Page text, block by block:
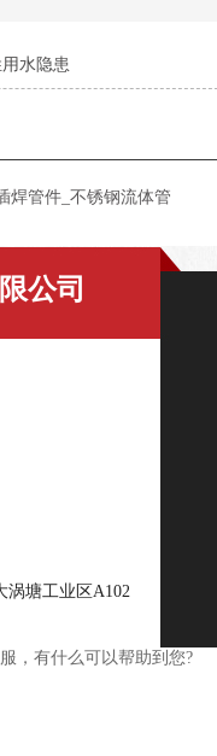
水隐患
焊管件_不锈钢流体管
公司
涡塘工业区A102